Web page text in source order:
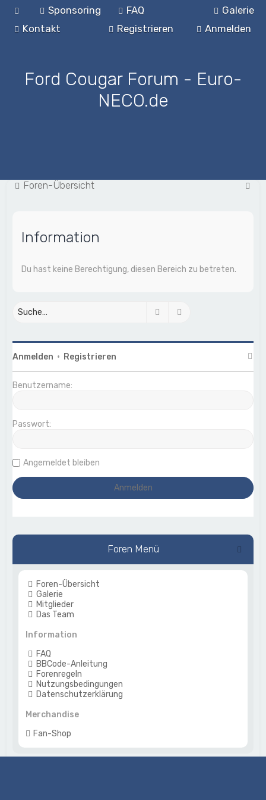
Galerie
Sponsoring
FAQ
Kontakt
Anmelden
Registrieren
Ford Cougar Forum - Euro-
NECO.de
Foren-Übersicht
Information
Du hast keine Berechtigung, diesen Bereich zu betreten.
Suche
Anmelden • Registrieren
Benutzername:
Passwort:
Angemeldet bleiben
Foren Menü
Foren-Übersicht
Galerie
Mitglieder
Das Team
Information
FAQ
BBCode-Anleitung
Forenregeln
Nutzungsbedingungen
Datenschutzerklärung
Merchandise
Fan-Shop